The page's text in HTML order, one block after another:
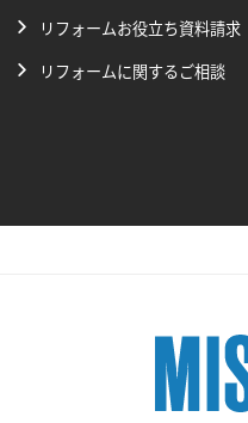
リフォームお役立ち資料請求
リフォームに関するご相談